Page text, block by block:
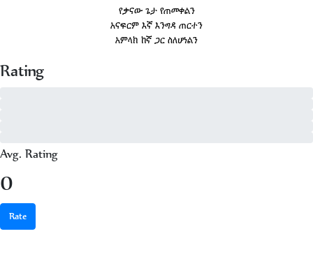
የቃናው ጌታ የጠመቀልን
አናፍርም እኛ እንግዳ ጠርተን
አምላክ ከኛ ጋር ስለሆነልን
Rating
Avg. Rating
0
Rate